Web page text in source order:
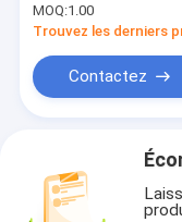
MOQ:1.00
Trouvez les derniers
Contactez